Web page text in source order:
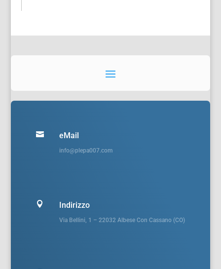
 eMail
info@plepa007.com
 Indirizzo
Via Bellini, 1 – 22032 Albese Con Cassano (CO)